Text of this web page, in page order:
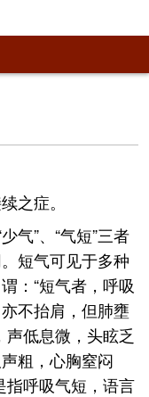
之症。
气”、“气短”三者
短气可见于多种
：“短气者，呼吸
不抬肩，但肺壅
低息微，头眩乏
粗，心胸窒闷
指呼吸气短，语言